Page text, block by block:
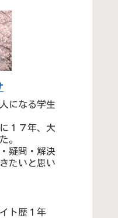
になる学生
１７年、大
。
疑問・解決
たいと思い
ト歴１年